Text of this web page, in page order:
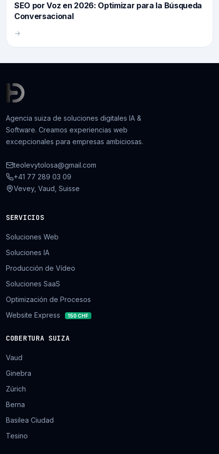
SEO por Voz en 2026: Optimizar para la Búsqueda
Conversacional
→
Agencia suiza de soluciones digitales IA &
Software. Creamos experiencias web
excepcionales para empresas ambiciosas.
teolevytolosa@gmail.com
+41 77 289 03 09
Vevey, Vaud, Suisse
SERVICIOS
Soluciones Web
Soluciones IA
Producción de Vídeo
Soluciones SaaS
Optimización de Procesos
Website Express
150 CHF
COBERTURA SUIZA
Vaud
Ginebra
Zúrich
Berna
Basilea Ciudad
Tesino